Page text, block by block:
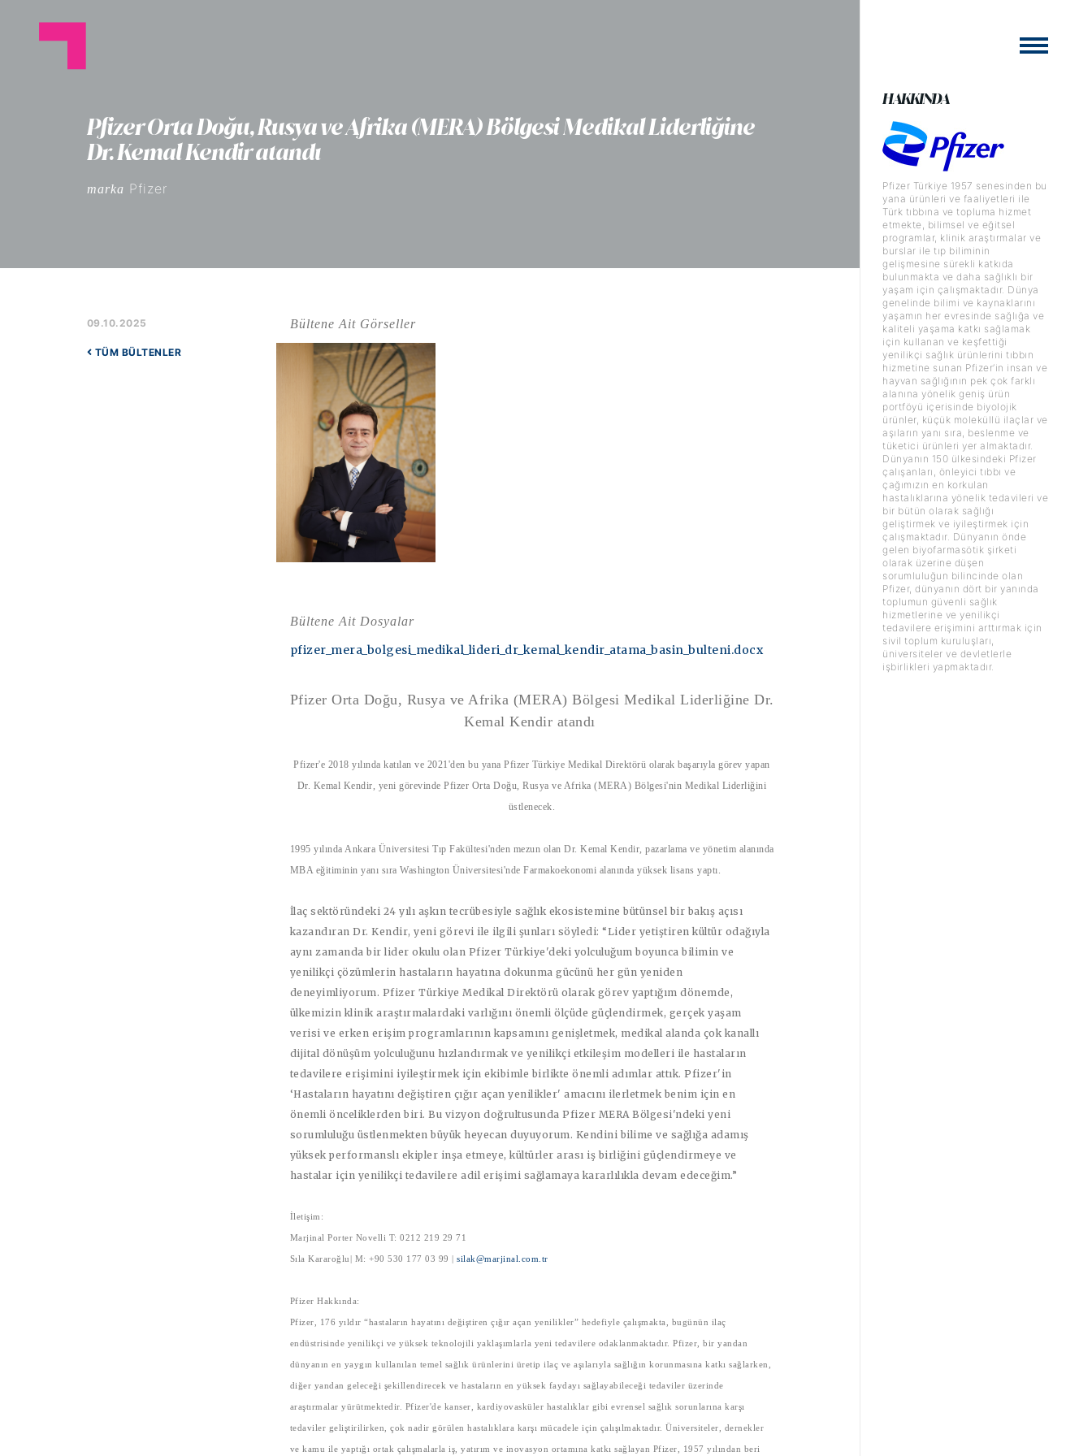
Pfizer Orta Doğu, Rusya ve Afrika (MERA) Bölgesi Medikal Liderliğine
Dr. Kemal Kendir atandı
marka Pfizer
09.10.2025
TÜM BÜLTENLER
Bültene Ait Görseller
Bültene Ait Dosyalar
pfizer_mera_bolgesi_medikal_lideri_dr_kemal_kendir_atama_basin_bulteni.docx
Pfizer Orta Doğu, Rusya ve Afrika (MERA) Bölgesi Medikal Liderliğine Dr.
Kemal Kendir atandı
Pfizer'e 2018 yılında katılan ve 2021'den bu yana Pfizer Türkiye Medikal Direktörü olarak başarıyla görev yapan
Dr. Kemal Kendir, yeni görevinde Pfizer Orta Doğu, Rusya ve Afrika (MERA) Bölgesi'nin Medikal Liderliğini
üstlenecek.
1995 yılında Ankara Üniversitesi Tıp Fakültesi'nden mezun olan Dr. Kemal Kendir, pazarlama ve yönetim alanında
MBA eğitiminin yanı sıra Washington Üniversitesi'nde Farmakoekonomi alanında yüksek lisans yaptı.
İlaç sektöründeki 24 yılı aşkın tecrübesiyle sağlık ekosistemine bütünsel bir bakış açısı
kazandıran Dr. Kendir, yeni görevi ile ilgili şunları söyledi: “Lider yetiştiren kültür odağıyla
aynı zamanda bir lider okulu olan Pfizer Türkiye'deki yolculuğum boyunca bilimin ve
yenilikçi çözümlerin hastaların hayatına dokunma gücünü her gün yeniden
deneyimliyorum. Pfizer Türkiye Medikal Direktörü olarak görev yaptığım dönemde,
ülkemizin klinik araştırmalardaki varlığını önemli ölçüde güçlendirmek, gerçek yaşam
verisi ve erken erişim programlarının kapsamını genişletmek, medikal alanda çok kanallı
dijital dönüşüm yolculuğunu hızlandırmak ve yenilikçi etkileşim modelleri ile hastaların
tedavilere erişimini iyileştirmek için ekibimle birlikte önemli adımlar attık. Pfizer'in
‘Hastaların hayatını değiştiren çığır açan yenilikler' amacını ilerletmek benim için en
önemli önceliklerden biri. Bu vizyon doğrultusunda Pfizer MERA Bölgesi'ndeki yeni
sorumluluğu üstlenmekten büyük heyecan duyuyorum. Kendini bilime ve sağlığa adamış
yüksek performanslı ekipler inşa etmeye, kültürler arası iş birliğini güçlendirmeye ve
hastalar için yenilikçi tedavilere adil erişimi sağlamaya kararlılıkla devam edeceğim.”
İletişim:
Marjinal Porter Novelli T: 0212 219 29 71
Sıla Kararoğlu| M: +90 530 177 03 99 | silak@marjinal.com.tr
Pfizer Hakkında:
Pfizer, 176 yıldır “hastaların hayatını değiştiren çığır açan yenilikler” hedefiyle çalışmakta, bugünün ilaç
endüstrisinde yenilikçi ve yüksek teknolojili yaklaşımlarla yeni tedavilere odaklanmaktadır. Pfizer, bir yandan
dünyanın en yaygın kullanılan temel sağlık ürünlerini üretip ilaç ve aşılarıyla sağlığın korunmasına katkı sağlarken,
diğer yandan geleceği şekillendirecek ve hastaların en yüksek faydayı sağlayabileceği tedaviler üzerinde
araştırmalar yürütmektedir. Pfizer'de kanser, kardiyovasküler hastalıklar gibi evrensel sağlık sorunlarına karşı
tedaviler geliştirilirken, çok nadir görülen hastalıklara karşı mücadele için çalışılmaktadır. Üniversiteler, dernekler
ve kamu ile yaptığı ortak çalışmalarla iş, yatırım ve inovasyon ortamına katkı sağlayan Pfizer, 1957 yılından beri
HAKKINDA
Pfizer Türkiye 1957 senesinden bu
yana ürünleri ve faaliyetleri ile
Türk tıbbına ve topluma hizmet
etmekte, bilimsel ve eğitsel
programlar, klinik araştırmalar ve
burslar ile tıp biliminin
gelişmesine sürekli katkıda
bulunmakta ve daha sağlıklı bir
yaşam için çalışmaktadır. Dünya
genelinde bilimi ve kaynaklarını
yaşamın her evresinde sağlığa ve
kaliteli yaşama katkı sağlamak
için kullanan ve keşfettiği
yenilikçi sağlık ürünlerini tıbbın
hizmetine sunan Pfizer’in insan ve
hayvan sağlığının pek çok farklı
alanına yönelik geniş ürün
portföyü içerisinde biyolojik
ürünler, küçük moleküllü ilaçlar ve
aşıların yanı sıra, beslenme ve
tüketici ürünleri yer almaktadır.
Dünyanın 150 ülkesindeki Pfizer
çalışanları, önleyici tıbbı ve
çağımızın en korkulan
hastalıklarına yönelik tedavileri ve
bir bütün olarak sağlığı
geliştirmek ve iyileştirmek için
çalışmaktadır. Dünyanın önde
gelen biyofarmasötik şirketi
olarak üzerine düşen
sorumluluğun bilincinde olan
Pfizer, dünyanın dört bir yanında
toplumun güvenli sağlık
hizmetlerine ve yenilikçi
tedavilere erişimini arttırmak için
sivil toplum kuruluşları,
üniversiteler ve devletlerle
işbirlikleri yapmaktadır.